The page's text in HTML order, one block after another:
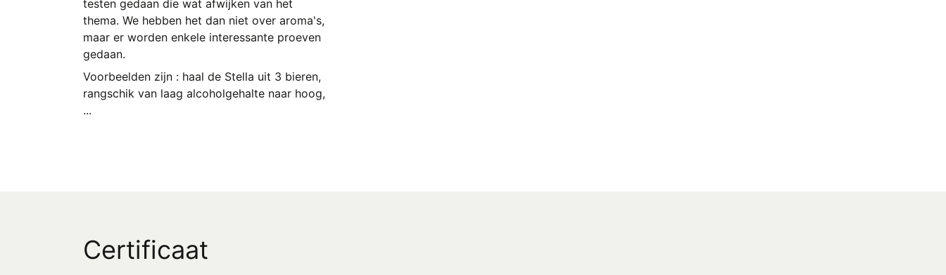
testen gedaan die wat afwijken van het
thema. We hebben het dan niet over aroma's,
maar er worden enkele interessante proeven
gedaan.
Voorbeelden zijn : haal de Stella uit 3 bieren,
rangschik van laag alcoholgehalte naar hoog,
...
Certificaat